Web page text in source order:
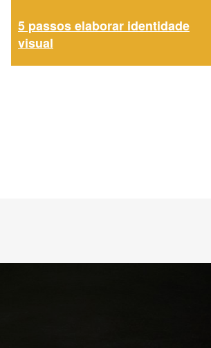
5 passos elaborar identidade
visual